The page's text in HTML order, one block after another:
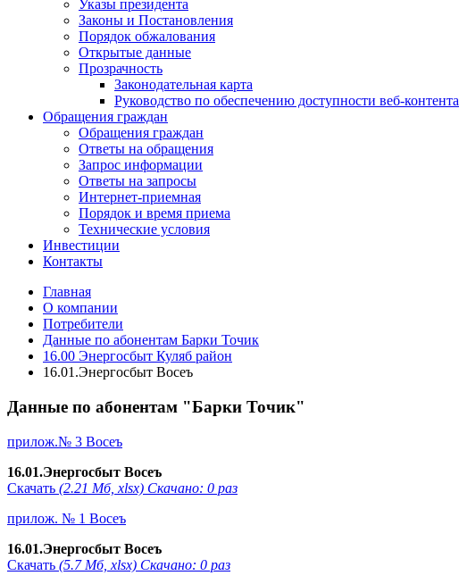
Указы президента
Законы и Постановления
Порядок обжалования
Открытые данные
Прозрачность
Законодательная карта
Руководство по обеспечению доступности веб-контента
Обращения граждан
Обращения граждан
Ответы на обращения
Запрос информации
Ответы на запросы
Интернет-приемная
Порядок и время приема
Технические условия
Инвестиции
Контакты
Главная
О компании
Потребители
Данные по абонентам Барки Точик
16.00 Энергосбыт Куляб район
16.01.Энергосбыт Восеъ
Данные по абонентам "Барки Точик"
прилож.№ 3 Восеъ
16.01.Энергосбыт Восеъ
Скачать (2.21 Мб, xlsx) Скачано: 0 раз
прилож. № 1 Восеъ
16.01.Энергосбыт Восеъ
Скачать (5.7 Мб, xlsx) Скачано: 0 раз